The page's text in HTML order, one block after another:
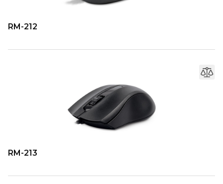
RM-212
RM-213